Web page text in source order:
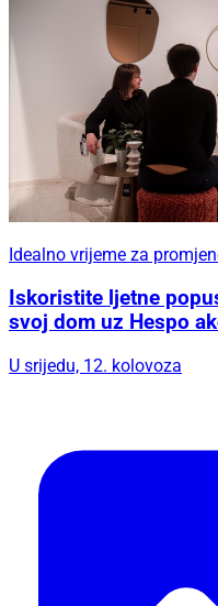
Idealno vrijeme za
Iskoristite ljetne
svoj dom uz Hespo
U srijedu, 12. kolovoza